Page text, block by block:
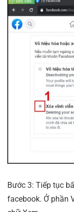
Bước 3: Tiếp tục
facebook. Ở phần